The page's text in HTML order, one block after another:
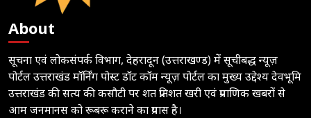
About
सूचना एवं लोकसंपर्क विभाग, देहरादून (उत्तराखण्ड) में सूचीबद्ध न्यूज़
पोर्टल उत्तराखंड मॉर्निंग पोस्ट डॉट कॉम न्यूज़ पोर्टल का मुख्य उद्देश्य देवभूमि
उत्तराखंड की सत्य की कसौटी पर शत प्रतिशत खरी एवं प्रमाणिक खबरों से
आम जनमानस को रूबरू कराने का प्रयास है।